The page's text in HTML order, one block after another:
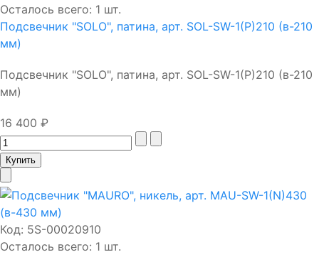
Осталось всего: 1 шт.
Подсвечник "SOLO", патина, арт. SOL-SW-1(P)210 (в-210
мм)
Подсвечник "SOLO", патина, арт. SOL-SW-1(P)210 (в-210
мм)
16 400 ₽
Код: 5S-00020910
Осталось всего: 1 шт.